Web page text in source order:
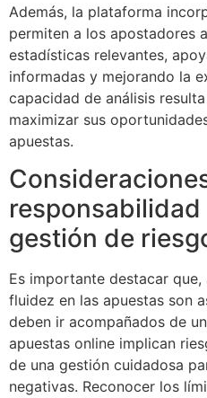
Además, la plataforma
permiten a los apostadores
estadísticas relevantes,
informadas y mejorando la
capacidad de análisis
maximizar sus
apuestas.
gestión de
Es importante destacar
fluidez en las apuestas son
deben ir acompañados de
apuestas online implican
de una gestión cuidadosa
negativas. Reconocer los